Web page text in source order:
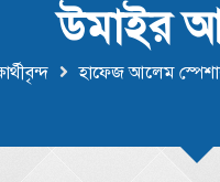
উমাইর
হাফেজ আলেম